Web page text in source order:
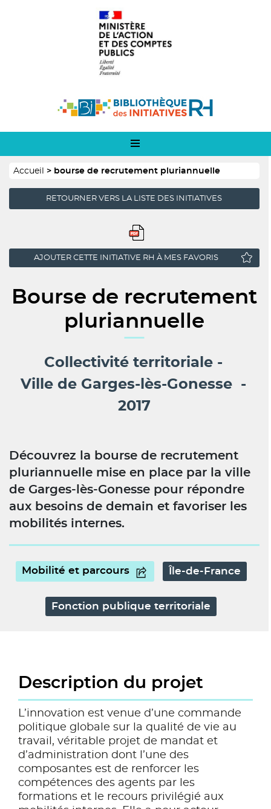
Logo
Fil
Accueil bourse de recrutement pluriannuelle
RETOURNER VERS LA LISTE DES INITIATIVES
AJOUTER CETTE INITIATIVE RH À MES FAVORIS
Bourse de recrutement
pluriannuelle
Collectivité territoriale
Ville de Garges-lès-Gonesse
2017
Découvrez la bourse de recrutement
pluriannuelle mise en place par la ville
de Garges-lès-Gonesse pour répondre
aux besoins de demain et favoriser les
mobilités internes.
Mobilité et parcours Île-de-France
Fonction publique territoriale
Description du projet
L’innovation est venue d’une commande
politique globale sur la qualité de vie au
travail, véritable projet de mandat et
d’administration dont l’une des
composantes est de renforcer les
compétences des agents par les
formations et le recours privilégié aux